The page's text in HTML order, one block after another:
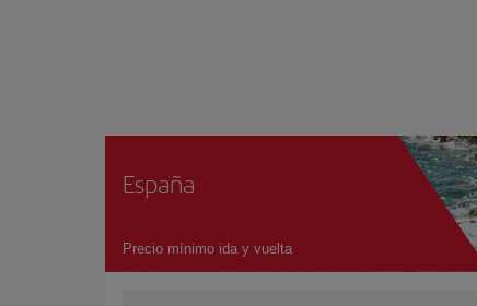
España
Precio mínimo ida y vuelta